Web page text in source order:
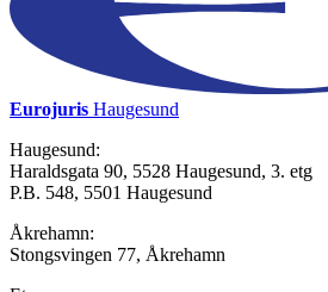
Eurojuris Haugesund
Haugesund:
Haraldsgata 90, 5528 Haugesund, 3. etg
P.B. 548, 5501 Haugesund
Åkrehamn:
Stongsvingen 77, Åkrehamn